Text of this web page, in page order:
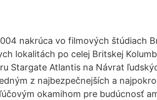
nakrúca vo filmových štúdiach
lokalitách po celej Britskej
Stargate Atlantis na Návrat
z najbezpečnejších a
okamihom pre budúcnosť